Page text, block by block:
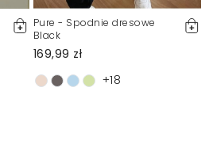
Pure - Spodnie dresowe
Black
169,99 zł
+18